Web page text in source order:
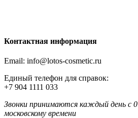
Контактная информация
Email: info@lotos-cosmetic.ru
Единый телефон для справок:
+7 904 1111 033
Звонки принимаются каждый день с
московскому времени